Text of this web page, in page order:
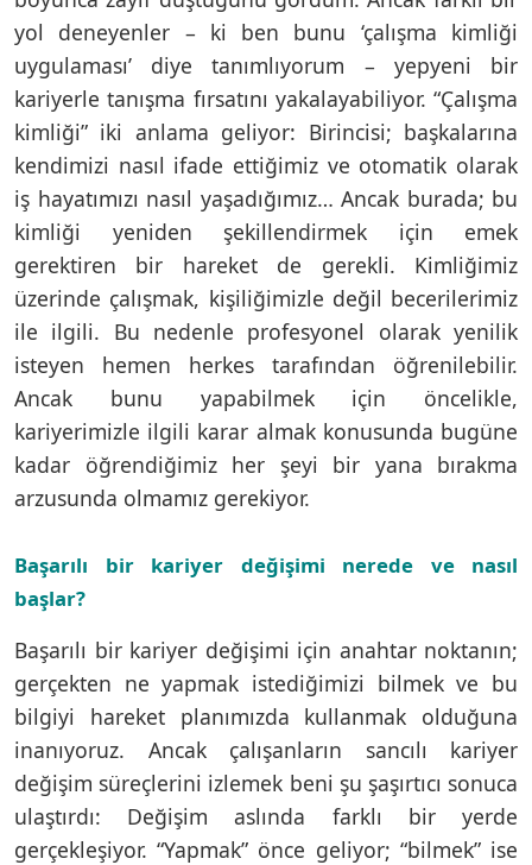
yol deneyenler – ki ben bunu ‘çalışma kimliği
uygulaması’ diye tanımlıyorum – yepyeni bir
kariyerle tanışma fırsatını yakalayabiliyor. “Çalışma
kimliği” iki anlama geliyor: Birincisi; başkalarına
kendimizi nasıl ifade ettiğimiz ve otomatik olarak
iş hayatımızı nasıl yaşadığımız… Ancak burada; bu
kimliği yeniden şekillendirmek için emek
gerektiren bir hareket de gerekli. Kimliğimiz
üzerinde çalışmak, kişiliğimizle değil becerilerimiz
ile ilgili. Bu nedenle profesyonel olarak yenilik
isteyen hemen herkes tarafından öğrenilebilir.
Ancak bunu yapabilmek için öncelikle,
kariyerimizle ilgili karar almak konusunda bugüne
kadar öğrendiğimiz her şeyi bir yana bırakma
arzusunda olmamız gerekiyor.
Başarılı bir kariyer değişimi nerede ve nasıl
başlar?
Başarılı bir kariyer değişimi için anahtar noktanın;
gerçekten ne yapmak istediğimizi bilmek ve bu
bilgiyi hareket planımızda kullanmak olduğuna
inanıyoruz. Ancak çalışanların sancılı kariyer
değişim süreçlerini izlemek beni şu şaşırtıcı sonuca
ulaştırdı: Değişim aslında farklı bir yerde
gerçekleşiyor. “Yapmak” önce geliyor; “bilmek” ise